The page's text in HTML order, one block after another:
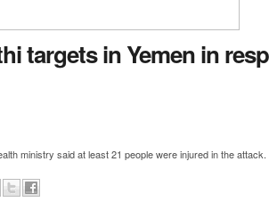
targets in Yemen in
ministry said at least 21 people were injured in the attack.